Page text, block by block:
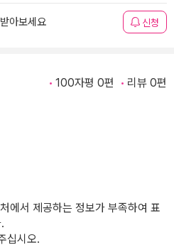
아보세요 신청
100자평 0편 리뷰 0편
에서 제공하는 정보가 부족하여 표
십시오.